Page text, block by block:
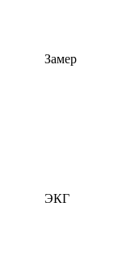
Замер
ЭКГ